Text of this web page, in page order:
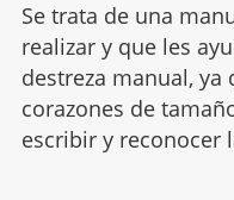
Se trata de una
realizar y que les
destreza manual,
corazones de
escribir y reconocer